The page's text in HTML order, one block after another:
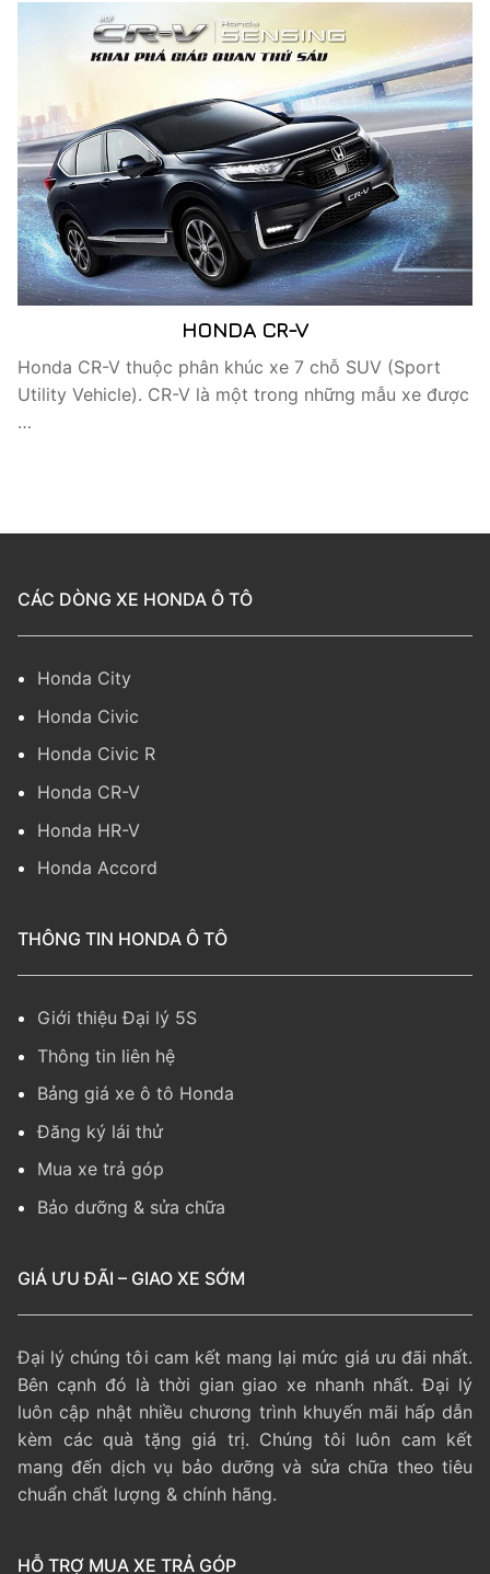
HONDA CR-V
Honda CR-V thuộc phân khúc xe 7 chỗ SUV (Sport
Utility Vehicle). CR-V là một trong những mẫu xe được
…
CÁC DÒNG XE HONDA Ô TÔ
Honda City
Honda Civic
Honda Civic R
Honda CR-V
Honda HR-V
Honda Accord
THÔNG TIN HONDA Ô TÔ
Giới thiệu Đại lý 5S
Thông tin liên hệ
Bảng giá xe ô tô Honda
Đăng ký lái thử
Mua xe trả góp
Bảo dưỡng & sửa chữa
GIÁ ƯU ĐÃI – GIAO XE SỚM
Đại lý chúng tôi cam kết mang lại mức giá ưu đãi nhất.
Bên cạnh đó là thời gian giao xe nhanh nhất. Đại lý
luôn cập nhật nhiều chương trình khuyến mãi hấp dẫn
kèm các quà tặng giá trị. Chúng tôi luôn cam kết
mang đến dịch vụ bảo dưỡng và sửa chữa theo tiêu
chuẩn chất lượng & chính hãng.
HỖ TRỢ MUA XE TRẢ GÓP